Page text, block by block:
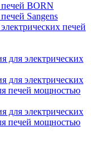
BORN
Sangens
печей
для электрических
для электрических
печей мощностью
для электрических
печей мощностью